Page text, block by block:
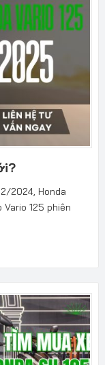
2024, Honda
125 phiên